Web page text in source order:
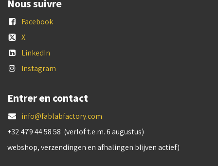
Nous suivre
Facebook
X
LinkedIn
Instagram
Entrer en contact
info@fablabfactory.com
+32 479 44 58 58 (verlof t.e.m. 6 augustus)
webshop, verzendingen en afhalingen blijven actief)